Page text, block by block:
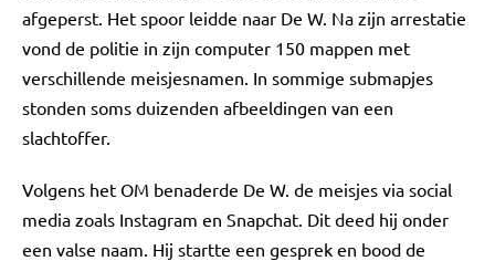
afgeperst. Het spoor leidde naar De W. Na zijn arrestatie
vond de politie in zijn computer 150 mappen met
verschillende meisjesnamen. In sommige submapjes
stonden soms duizenden afbeeldingen van een
slachtoffer.
Volgens het OM benaderde De W. de meisjes via social
media zoals Instagram en Snapchat. Dit deed hij onder
een valse naam. Hij startte een gesprek en bood de